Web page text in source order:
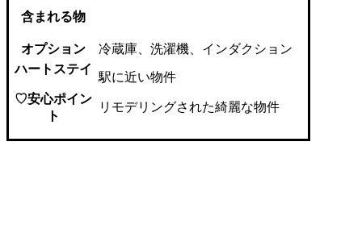
含まれる物
オプション
冷蔵庫、洗濯機、インダクション
ハートステイ
♡安心ポイン
ト
駅に近い物件
リモデリングされた綺麗な物件